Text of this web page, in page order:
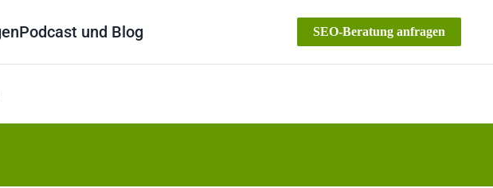
Podcast und Blog SEO-Beratung anfragen